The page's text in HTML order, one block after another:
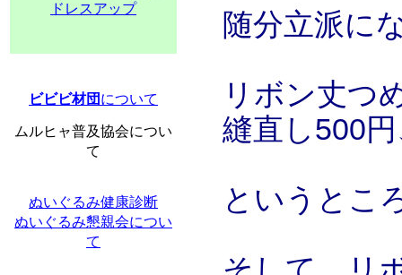
ドレスアップ
ビビビ材団 について
ムルヒャ普及協会につい
て
ぬいぐるみ健康診断
ぬいぐるみ懇親会につい
て
随分立派に
リボン丈つ
縫直し500
というとこ